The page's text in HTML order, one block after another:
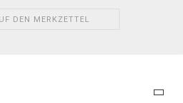
DEN MERKZETTEL